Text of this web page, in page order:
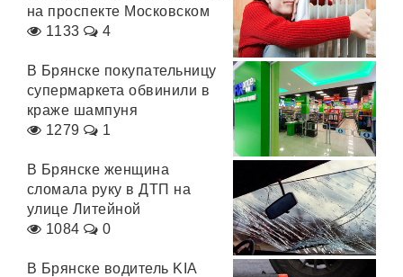
на проспекте Московском
1133
4
В Брянске покупательницу
супермаркета обвинили в
краже шампуня
1279
1
В Брянске женщина
сломала руку в ДТП на
улице Литейной
1084
0
В Брянске водитель KIA